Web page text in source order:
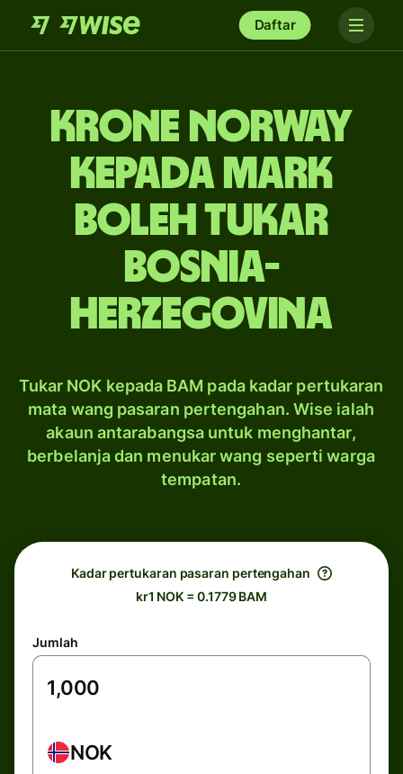
Daftar
krone Norway
kepada mark
boleh tukar
Bosnia-
Herzegovina
Tukar NOK kepada BAM pada kadar pertukaran
mata wang pasaran pertengahan. Wise ialah
akaun antarabangsa untuk menghantar,
berbelanja dan menukar wang seperti warga
tempatan.
Kadar pertukaran pasaran pertengahan
kr1 NOK = 0.1779 BAM
Jumlah
NOK